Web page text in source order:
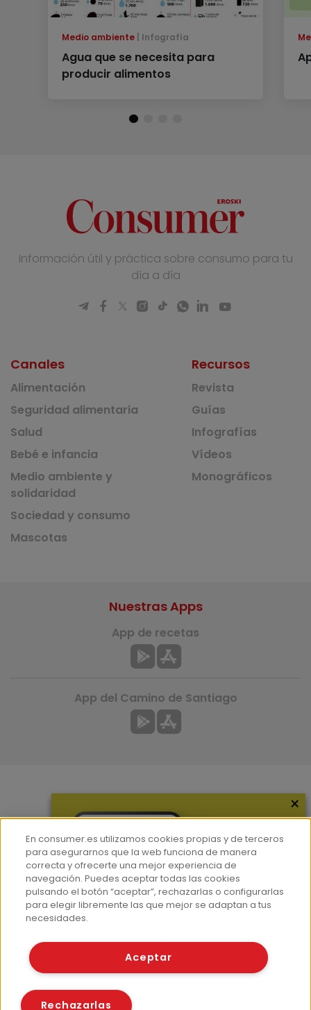
Medio ambiente Infografía
Agua que se necesita para
producir alimentos
Información útil y práctica sobre consumo para tu
día a día
Canales
Alimentación
Seguridad alimentaria
Salud
Bebé e infancia
Medio ambiente y
solidaridad
Sociedad y consumo
Mascotas
Recursos
Revista
Guías
Infografías
Vídeos
Monográficos
Hemeroteca
Contacto
Prensa
Corpus Lingüístico Consumer
Nuestras Apps
App de recetas
App del Camino de Santiago
© Fundación EROSKI
Políticas de cookies
×
En consumer.es utilizamos cookies propias y de terceros
para asegurarnos que la web funciona de manera
correcta y ofrecerte una mejor experiencia de
navegación. Puedes aceptar todas las cookies
pulsando el botón “aceptar”, rechazarlas o configurarlas
para elegir libremente las que mejor se adaptan a tus
necesidades.
Aceptar
Rechazarlas